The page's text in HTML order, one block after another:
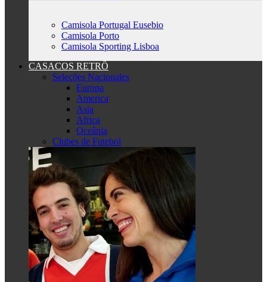
Camisola Portugal Eusebio
Camisola Porto
Camisola Sporting Lisboa
CASACOS RETRÔ
Seleções Nacionales
Europa
America
Asia
Africa
Oceânia
Clubes de Futebol